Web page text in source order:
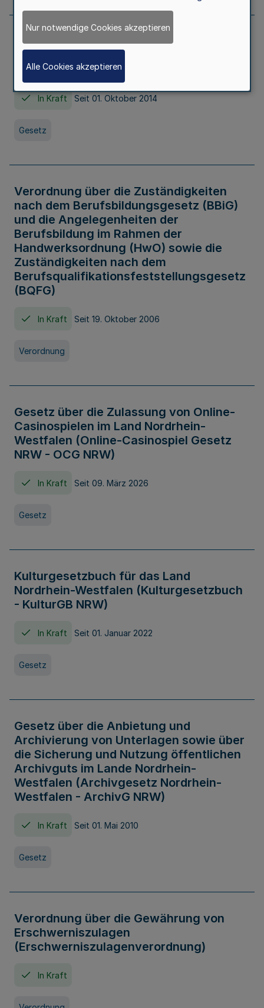
Gesetz über die Hochschulen des Landes
Nordrhein-Westfalen (Hochschulgesetz -
HG)
In Kraft Seit 01. Oktober 2014
Gesetz
Verordnung über die Zuständigkeiten
nach dem Berufsbildungsgesetz (BBiG)
und die Angelegenheiten der
Berufsbildung im Rahmen der
Handwerksordnung (HwO) sowie die
Zuständigkeiten nach dem
Berufsqualifikationsfeststellungsgesetz
(BQFG)
In Kraft Seit 19. Oktober 2006
Verordnung
Gesetz über die Zulassung von Online-
Casinospielen im Land Nordrhein-
Westfalen (Online-Casinospiel Gesetz
NRW - OCG NRW)
In Kraft Seit 09. März 2026
Gesetz
Kulturgesetzbuch für das Land
Nordrhein-Westfalen (Kulturgesetzbuch
- KulturGB NRW)
In Kraft Seit 01. Januar 2022
Gesetz
Gesetz über die Anbietung und
Archivierung von Unterlagen sowie über
die Sicherung und Nutzung öffentlichen
Archivguts im Lande Nordrhein-
Westfalen (Archivgesetz Nordrhein-
Westfalen - ArchivG NRW)
In Kraft Seit 01. Mai 2010
Gesetz
Verordnung über die Gewährung von
Erschwerniszulagen
(Erschwerniszulagenverordnung)
In Kraft
Nur notwendige Cookies akzeptieren
Alle Cookies akzeptieren